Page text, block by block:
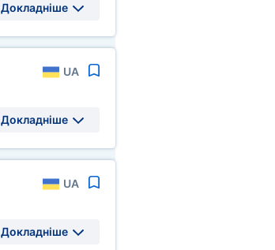
Докладніше
UA
Докладніше
UA
Докладніше